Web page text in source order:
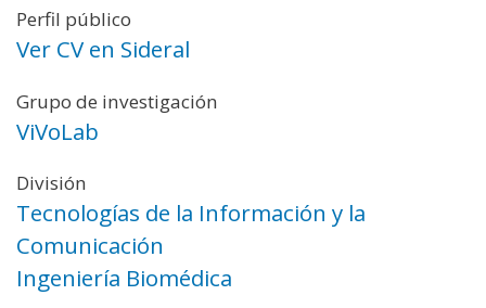
Perfil público
Ver CV en Sideral
Grupo de investigación
ViVoLab
División
Tecnologías de la Información y la
Comunicación
Ingeniería Biomédica